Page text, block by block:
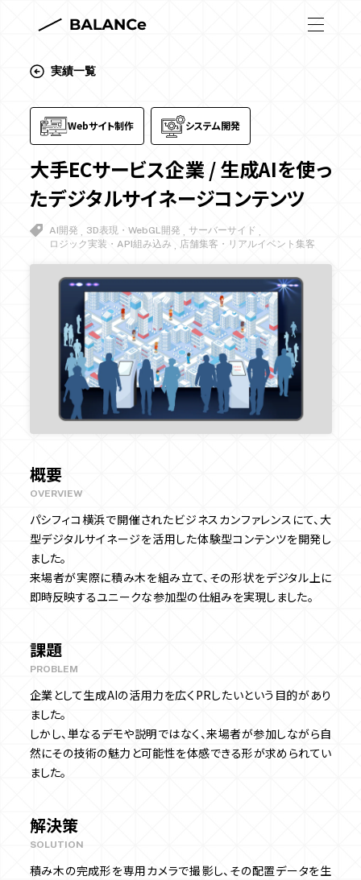
サービス
システム開発
ゲーム・エンタメコンテンツ制作
Webサイト制作
プロダクト
PRODUCT
イベント効果測定システム
実績
WORKS
実績一覧
メディア
BALANCe Magazine
メディアトップ
システム開発
ゲーム・エンタメコンテンツ制作
Webサイト制作
デザイン・技術
採用情報
RECRUIT
会社情報
ABOUT US
お問い合わせ
CONTACT
実績一覧
Webサイト制作 システム開発
大手ECサービス企業 / 生成AIを使っ
たデジタルサイネージコンテンツ
AI開発 3D表現・WebGL開発
サーバーサイド
ロジック実装・API組み込み
店舗集客・リアルイベント集客
概要
OVERVIEW
パシフィコ横浜で開催されたビジネスカンファレンスにて、大
型デジタルサイネージを活用した体験型コンテンツを開発し
ました。
来場者が実際に積み木を組み立て、その形状をデジタル上に
即時反映するユニークな参加型の仕組みを実現しました。
課題
PROBLEM
企業として生成AIの活用力を広くPRしたいという目的があり
ました。
しかし、単なるデモや説明ではなく、来場者が参加しながら自
然にその技術の魅力と可能性を体感できる形が求められてい
ました。
解決策
SOLUTION
積み木の完成形を専用カメラで撮影し、その配置データを生